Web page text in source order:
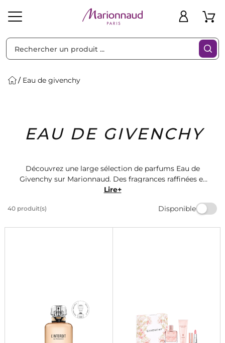
Solaire Homme Marques Idées
Cadeaux
Bons
Plans
Eau de givenchy
EAU DE GIVENCHY
Découvrez une large sélection de parfums Eau de
Givenchy sur Marionnaud. Des fragrances raffinées et
intemporelles pour hommes et femmes. Trouvez le
nombreux produits. Faites-vous plaisir avec un parfum
Lire+
40 produit(s) Disponible
Filtres